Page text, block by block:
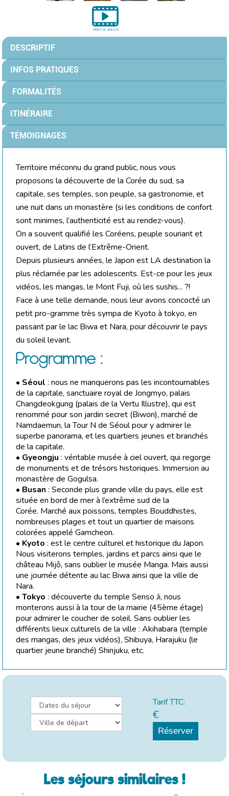
DESCRIPTIF
INFOS PRATIQUES
FORMALITÉS
ITINÉRAIRE
TÉMOIGNAGES
Territoire méconnu du grand public, nous vous
proposons la découverte de la Corée du sud, sa
capitale, ses temples, son peuple, sa gastronomie, et
une nuit dans un monastère (si les conditions de confort
sont minimes, l’authenticité est au rendez-vous).
On a souvent qualifié les Coréens, peuple souriant et
ouvert, de Latins de l’Extrême-Orient.
Depuis plusieurs années, le Japon est LA destination la
plus réclamée par les adolescents. Est-ce pour les jeux
vidéos, les mangas, le Mont Fuji, où les sushis... ?!
Face à une telle demande, nous leur avons concocté un
petit pro-gramme très sympa de Kyoto à tokyo, en
passant par le lac Biwa et Nara, pour découvrir le pays
du soleil levant.
Programme :
• Séoul : nous ne manquerons pas les incontournables
de la capitale, sanctuaire royal de Jongmyo, palais
Changdeokgung (palais de la Vertu Illustre), qui est
renommé pour son jardin secret (Biwon), marché de
Namdaemun, la Tour N de Séoul pour y admirer le
superbe panorama, et les quartiers jeunes et branchés
de la capitale.
• Gyeongju : véritable musée à ciel ouvert, qui regorge
de monuments et de trésors historiques. Immersion au
monastère de Gogulsa.
• Busan : Seconde plus grande ville du pays, elle est
située en bord de mer à l’extrême sud de la
Corée. Marché aux poissons, temples Bouddhistes,
nombreuses plages et tout un quartier de maisons
colorées appelé Gamcheon.
• Kyoto : est le centre culturel et historique du Japon.
Nous visiterons temples, jardins et parcs ainsi que le
château Mijô, sans oublier le musée Manga. Mais aussi
une journée détente au lac Biwa ainsi que la ville de
Nara.
• Tokyo : découverte du temple Senso Ji, nous
monterons aussi à la tour de la mairie (45ème étage)
pour admirer le coucher de soleil. Sans oublier les
différents lieux culturels de la ville : Akihabara (temple
des mangas, des jeux vidéos), Shibuya, Harajuku (le
quartier jeune branché) Shinjuku, etc.
Tarif TTC:
€
Réserver
Les séjours similaires !